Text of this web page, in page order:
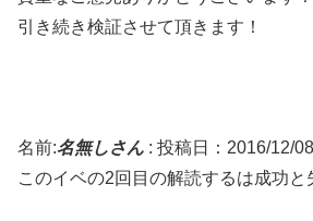
引き続き検証させて頂きます！
名前:名無しさん : 投稿日：2016/12/
このイベの2回目の解読するは成功と